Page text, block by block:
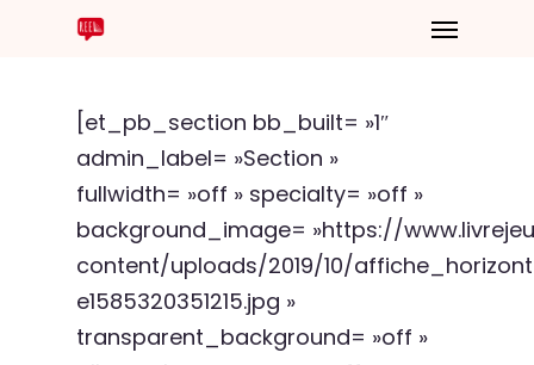
[et_pb_section bb_built= »1″
admin_label= »Section »
fullwidth= »off » specialty= »off »
background_image= »https://
content/uploads/2019/10/
e1585320351215.jpg »
transparent_background= »off »